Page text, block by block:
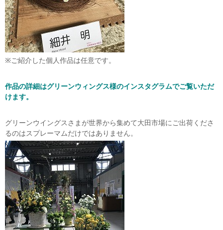
※ご紹介した個人作品は任意です。
作品の詳細はグリーンウィングス様のインスタグラムでご覧いただ
けます。
グリーンウイングスさまが世界から集めて大田市場にご出荷くださ
るのはスプレーマムだけではありません。